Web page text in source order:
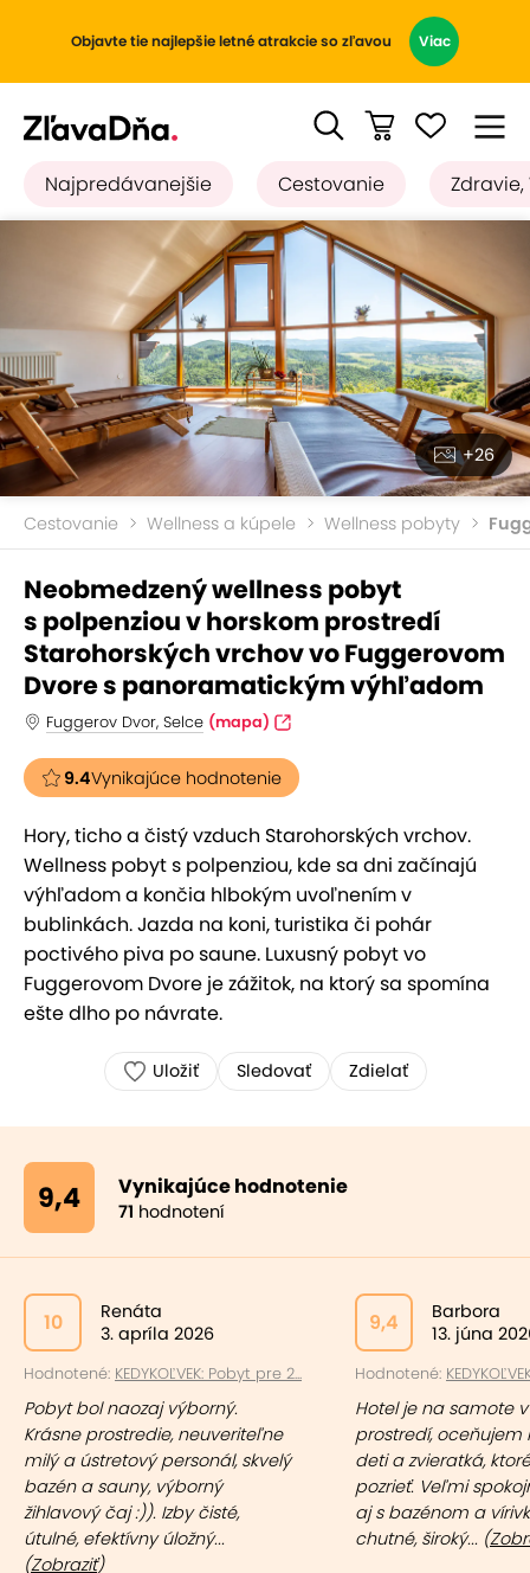
Objavte tie najlepšie letné atrakcie so zľavou Viac
Najpredávanejšie Cestovanie Zdravie,
+26
Cestovanie Wellness a kúpele Wellness pobyty
Neobmedzený wellness pobyt
s polpenziou v horskom prostredí
Starohorských vrchov vo Fuggerovom
Dvore s panoramatickým výhľadom
Fuggerov Dvor, Selce (mapa)
9.4Vynikajúce hodnotenie
Hory, ticho a čistý vzduch Starohorských vrchov.
Wellness pobyt s polpenziou, kde sa dni začínajú
výhľadom a končia hlbokým uvoľnením v
bublinkách. Jazda na koni, turistika či pohár
poctivého piva po saune. Luxusný pobyt vo
Fuggerovom Dvore je zážitok, na ktorý sa spomína
ešte dlho po návrate.
Uložiť Sledovať Zdielať
9,4 Vynikajúce hodnotenie
71 hodnotení
10
Renáta
3. apríla 2026
Hodnotené: KEDYKOĽVEK: Pobyt pre 2...
Pobyt bol naozaj výborný.
Krásne prostredie, neuveriteľne
milý a ústretový personál, skvelý
bazén a sauny, výborný
žihlavový čaj :)). Izby čisté,
útulné, efektívny úložný...
(Zobraziť)
9,4
Barbora
13. júna
Hodnotené:
Hotel je na samote
prostredí, oceňujem
deti a zvieratká,
pozrieť. Veľmi
aj s bazénom a
chutné, široký... (